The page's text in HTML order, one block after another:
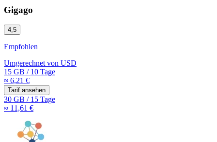
Gigago
4,5
Empfohlen
Umgerechnet von USD
15 GB /10 Tage
≈ 6,21 €
Tarif ansehen
30 GB /15 Tage
≈ 11,61 €